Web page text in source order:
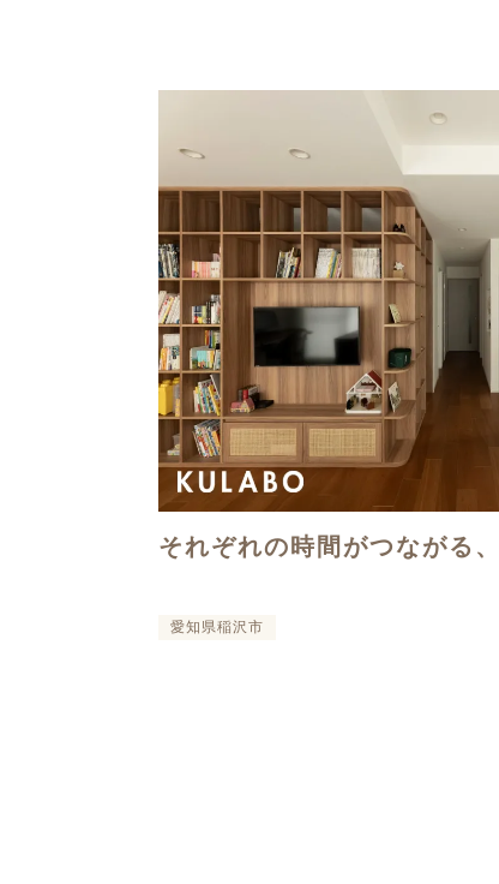
それぞれの時間がつながる
愛知県稲沢市